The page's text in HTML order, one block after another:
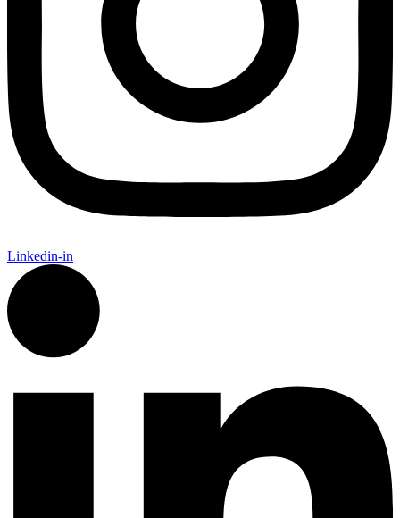
Linkedin-in